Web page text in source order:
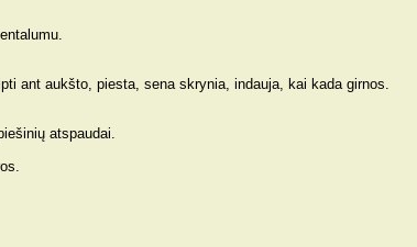
ant aukšto, piesta, sena skrynia, indauja, kai kada girnos.
atspaudai.